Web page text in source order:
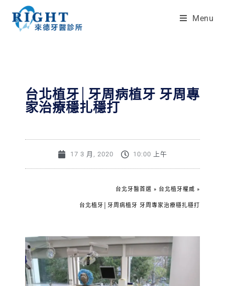
Menu
台北植牙│牙周病植牙 牙周專
家治療穩扎穩打
17 3 月, 2020 10:00 上午
台北牙醫首選 » 台北植牙權威 »
台北植牙│牙周病植牙 牙周專家治療穩扎穩打